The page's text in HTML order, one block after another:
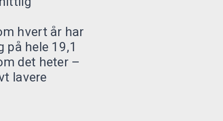
hvert år har
hele 19,1
det heter –
lavere